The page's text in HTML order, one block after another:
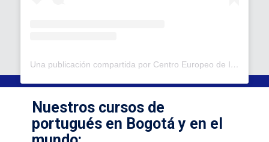
Una publicación compartida por Centro Europeo de Idiomas (@centroeuropeoidiomas)
Nuestros cursos de
portugués en Bogotá y en el